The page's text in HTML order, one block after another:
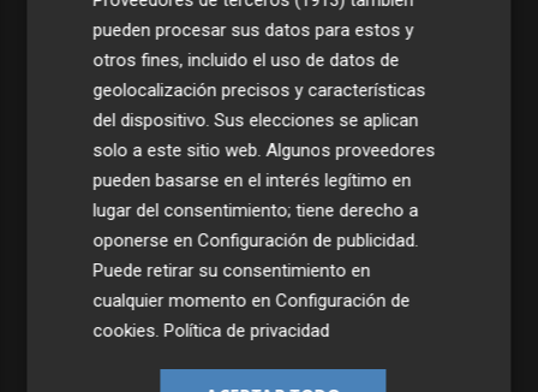
pueden procesar sus datos para estos y
otros fines, incluido el uso de datos de
geolocalización precisos y características
del dispositivo. Sus elecciones se aplican
solo a este sitio web. Algunos proveedores
pueden basarse en el interés legítimo en
lugar del consentimiento; tiene derecho a
oponerse enConfiguración de publicidad.
Puede retirar su consentimiento en
cualquier momento enConfiguración de
cookies.Política de privacidad